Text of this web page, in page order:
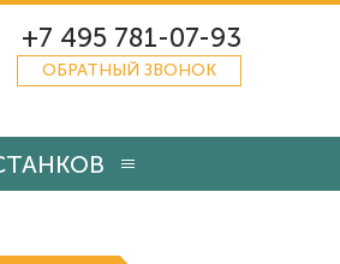
+7 495 781-07-93
ОБРАТНЫЙ ЗВОНОК